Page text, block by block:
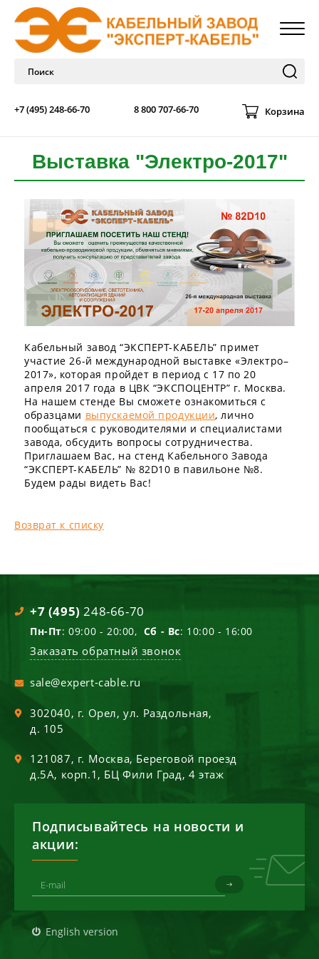
+7 (495) 248-66-70 8 800 707-66-70 Корзина
Выставка "Электро-2017"
Кабельный завод “ЭКСПЕРТ-КАБЕЛЬ” примет
участие 26-й международной выставке «Электро–
2017», которая пройдет в период с 17 по 20
апреля 2017 года в ЦВК “ЭКСПОЦЕНТР” г. Москва.
На нашем стенде Вы сможете ознакомиться с
образцами выпускаемой продукции, лично
пообщаться с руководителями и специалистами
завода, обсудить вопросы сотрудничества.
Приглашаем Вас, на стенд Кабельного Завода
“ЭКСПЕРТ-КАБЕЛЬ” № 82D10 в павильоне №8.
Будем рады видеть Вас!
Возврат к списку
+7 (495) 248-66-70
Пн-Пт: 09:00 - 20:00, Сб - Вс: 10:00 - 16:00
Заказать обратный звонок
sale@expert-cable.ru
302040, г. Орел,ул. Раздольная,
д. 105
121087, г. Москва, Береговой проезд
д.5А, корп.1, БЦ Фили Град, 4 этаж
Подписывайтесь на новости и
акции:
English version